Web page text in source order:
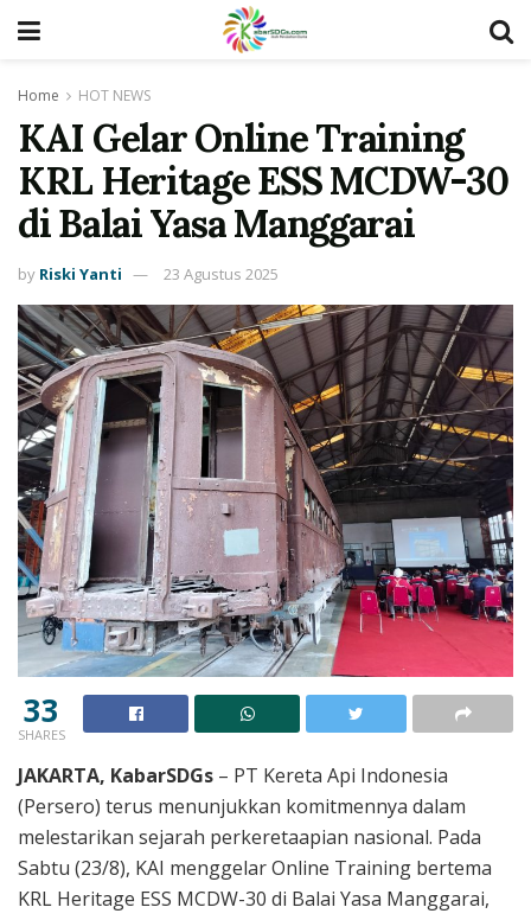
Home HOT NEWS
KAI Gelar Online Training
KRL Heritage ESS MCDW-30
di Balai Yasa Manggarai
by Riski Yanti 23 Agustus 2025
33
SHARES
JAKARTA, KabarSDGs – PT Kereta Api Indonesia
(Persero) terus menunjukkan komitmennya dalam
melestarikan sejarah perkeretaapian nasional. Pada
Sabtu (23/8), KAI menggelar Online Training bertema
KRL Heritage ESS MCDW-30 di Balai Yasa Manggarai,